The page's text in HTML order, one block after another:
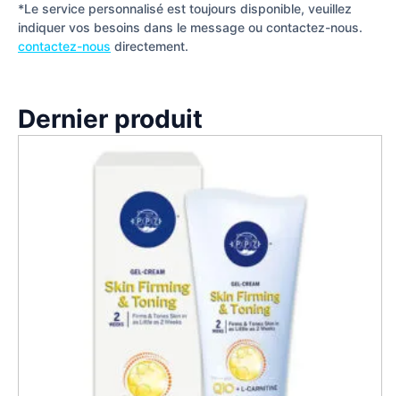
*Le service personnalisé est toujours disponible, veuillez
indiquer vos besoins dans le message ou contactez-nous.
contactez-nous directement.
Dernier produit